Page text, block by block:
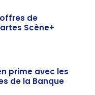
de
Scène+
prime avec les
de la Banque